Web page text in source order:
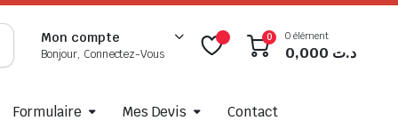
Mon compte
Bonjour, Connectez-Vous
0 0 élément
د.ت
Formulaire Mes Devis Contact